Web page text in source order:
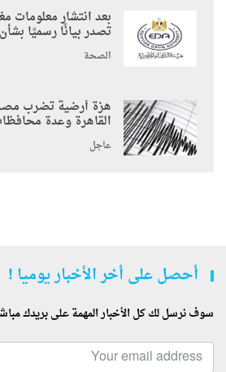
بعد انتشار معلومات
تصدر بيانًا رسميًا
الصحة
هزة أرضية تضرب
القاهرة وعدة
عاجل
أحصل على أخر الأخبار يوميا !
سوف نرسل لك كل الأخبار المهمة على بريدك